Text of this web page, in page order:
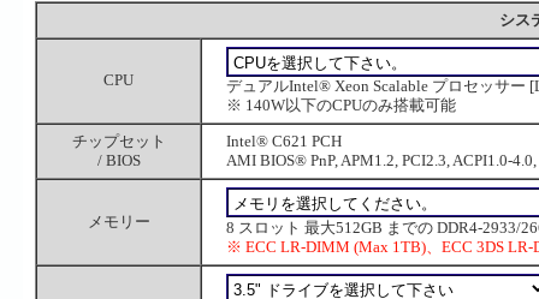
シス
CPU
デュアルIntel® Xeon Scalable プロセッサー
※ 140W以下のCPUのみ搭載可能
チップセット
/ BIOS
Intel® C621 PCH
AMI BIOS® PnP, APM1.2, PCI2.3, ACPI1.0-
メモリー
8 スロット 最大512GB までの DDR4-2933/
※ ECC LR-DIMM (Max 1TB)、ECC 3DS